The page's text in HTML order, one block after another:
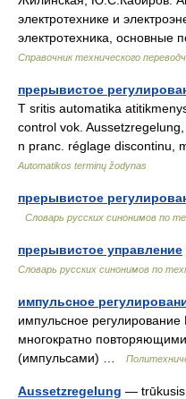
электротехнике и
электротехника, основные
Справочник технического
прерывистое
T sritis automatika
control vok.
n pranc. réglage discontinu,
Automatikos terminų žodynas
прерывистое
Словарь русских синонимов по
прерывистое управление
Словарь русских синонимов по
импульсное
импульсное
многократно
(импульсами) …
Aussetzregelung — trūkusis